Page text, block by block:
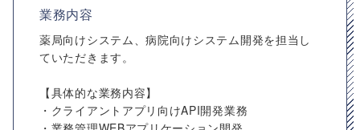
業務内容
薬局向けシステム、病院向けシステム開発を担当し
ていただきます。
【具体的な業務内容】
・クライアントアプリ向けAPI開発業務